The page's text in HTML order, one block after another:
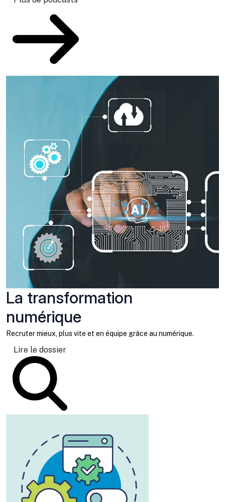
La transformation
numérique
Recruter mieux, plus vite et en équipe grâce au numérique.
Lire le dossier